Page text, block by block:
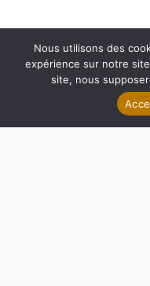
© 2026
Nous utilisons des
expérience sur notre
site, nous